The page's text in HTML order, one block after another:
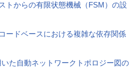
トからの有限状態機械（FSM）の設
ードベースにおける複雑な依存関係
た自動ネットワークトポロジー図の